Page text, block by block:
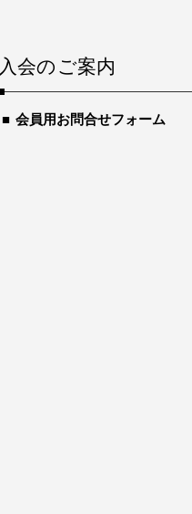
入会のご案内
会員用お問合せフォーム